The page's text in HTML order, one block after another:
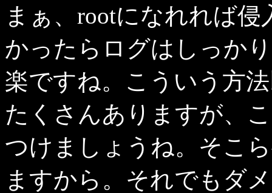
まぁ、rootになれれば
かったらログはしっか
楽ですね。こういう方
たくさんありますが、
つけましょうね。そこ
ますから。それでもダ